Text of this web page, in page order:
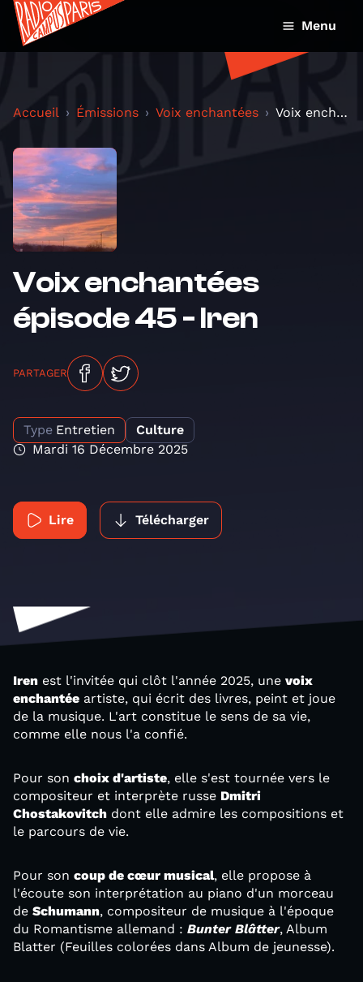
Menu
Accueil Émissions Voix enchantées Voix enchantées épisode 45 - Iren
Voix enchantées
épisode 45 - Iren
PARTAGER
Type Entretien
Culture
Mardi 16 Décembre 2025
Lire Télécharger
Iren est l'invitée qui clôt l'année 2025, une voix
enchantée artiste, qui écrit des livres, peint et joue
de la musique. L'art constitue le sens de sa vie,
comme elle nous l'a confié.
Pour son choix d'artiste, elle s'est tournée vers le
compositeur et interprète russe Dmitri
Chostakovitch dont elle admire les compositions et
le parcours de vie.
Pour son coup de cœur musical, elle propose à
l'écoute son interprétation au piano d'un morceau
de Schumann, compositeur de musique à l'époque
du Romantisme allemand : Bunter Blâtter, Album
Blatter (Feuilles colorées dans Album de jeunesse).